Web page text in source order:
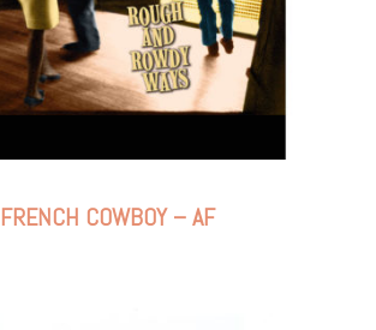
FRENCH COWBOY – AF